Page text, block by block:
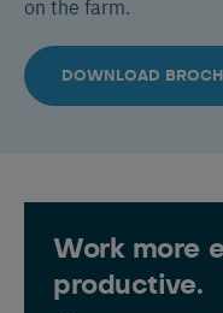
on the farm.
DOWNLOAD
Work more
productive.